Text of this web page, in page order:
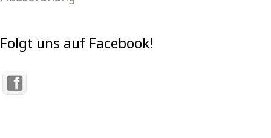
Folgt uns auf Facebook!